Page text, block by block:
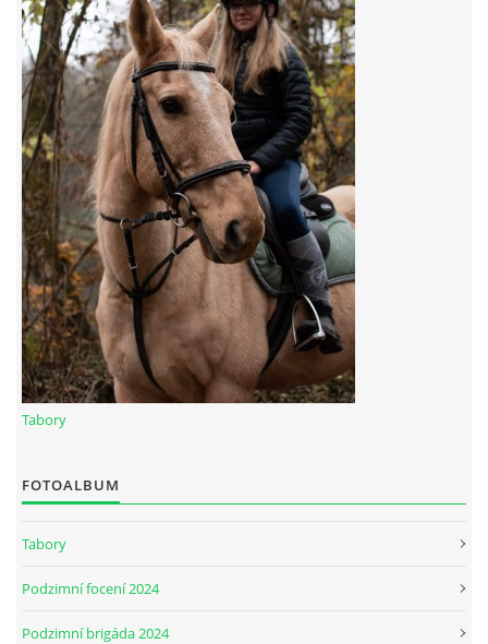
7:4 (VELKÝ PÁTEK) KROUŽEK NEBUDE
JARNÍ BRIGÁDA 20.5.2023
DNE 17.11.2023 KROUŽEK JEZDECTVÍ NENÍ
DĚKUJEME MĚSTU RYCHVALD ZA DOTACI V ROCE 2023
NABÍZÍME BRIGÁDU U NÁS VE STÁJI. PRO BLIŽŠÍ INFO
VOLEJTE 604265192
DĚKUJEME ZA PODPORU ČESKÉ UNIÍ SPORTU
PÁTEČNÍ KROUŽEK " ŠKOLA JEZDECTVÍ " BUDE ZAHÁJEN
Tabory
FOTOALBUM
Tabory
Podzimní focení 2024
Podzimní brigáda 2024